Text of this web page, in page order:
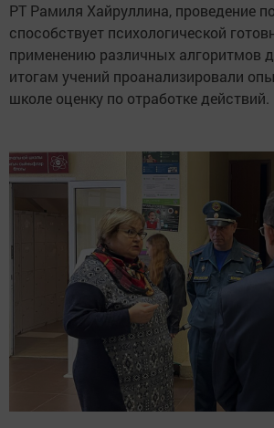
РТ Рамиля Хайруллина, проведение
способствует психологической
применению различных алгоритмов
итогам учений проанализировали
школе оценку по отработке действий.